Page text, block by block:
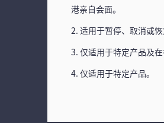
港亲自会面。
2. 适用于暂停、取消或
3. 仅适用于特定产品及
4. 仅适用于特定产品。